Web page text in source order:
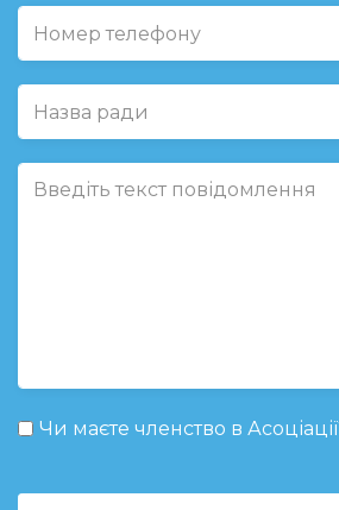
Чи маєте членство в